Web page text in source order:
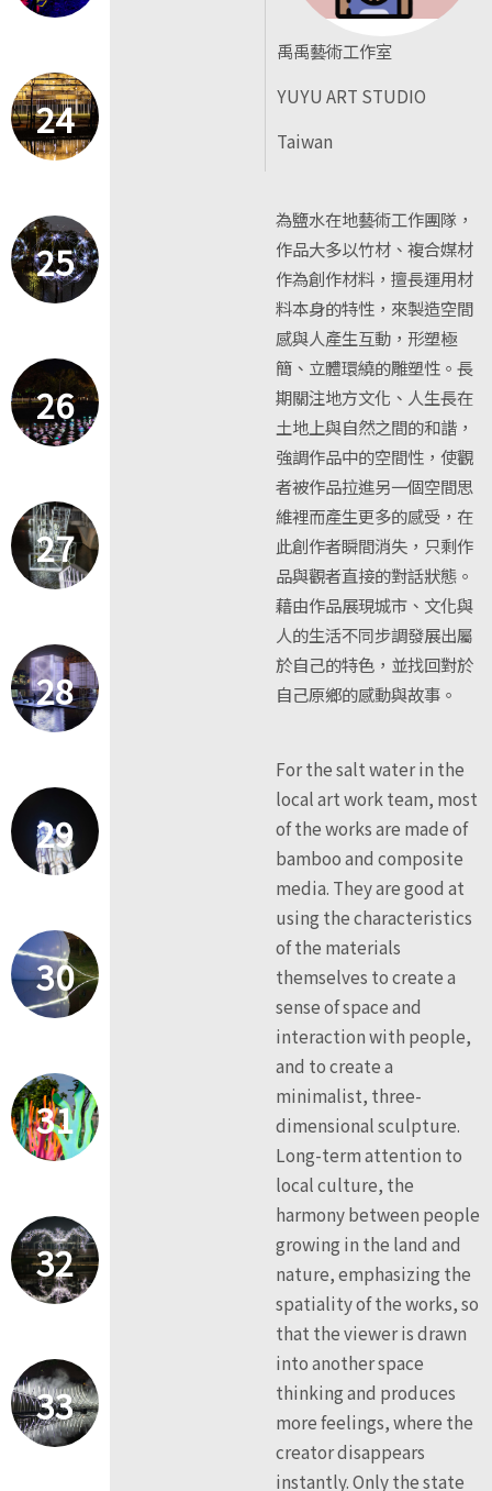
24
25
26
27
28
29
30
31
32
33
禹禹藝術工作室
YUYU ART STUDIO
Taiwan
為鹽水在地藝術工作團隊，
作品大多以竹材、複合媒材
作為創作材料，擅長運用材
料本身的特性，來製造空間
感與人產生互動，形塑極
簡、立體環繞的雕塑性。長
期關注地方文化、人生長在
土地上與自然之間的和諧，
強調作品中的空間性，使觀
者被作品拉進另一個空間思
維裡而產生更多的感受，在
此創作者瞬間消失，只剩作
品與觀者直接的對話狀態。
藉由作品展現城市、文化與
人的生活不同步調發展出屬
於自己的特色，並找回對於
自己原鄉的感動與故事。
For the salt water in the
local art work team, most
of the works are made of
bamboo and composite
media. They are good at
using the characteristics
of the materials
themselves to create a
sense of space and
interaction with people,
and to create a
minimalist, three-
dimensional sculpture.
Long-term attention to
local culture, the
harmony between people
growing in the land and
nature, emphasizing the
spatiality of the works, so
that the viewer is drawn
into another space
thinking and produces
more feelings, where the
creator disappears
instantly. Only the state